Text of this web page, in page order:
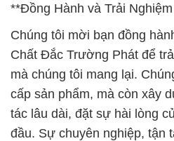
**Đồng Hành và Trải
Chúng tôi mời bạn đồng
Chất Đắc Trường Phát để
mà chúng tôi mang lại.
cấp sản phẩm, mà còn xây
tác lâu dài, đặt sự hài lòng
đầu. Sự chuyên nghiệp, tận